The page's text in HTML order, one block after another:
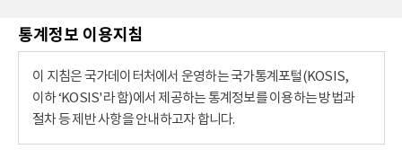
통계정보 이용지침
이 지침은 국가데이터처에서 운영하는 국가통계포털(KOSIS,
이하 ‘KOSIS'라 함)에서 제공하는 통계정보를 이용하는 방법과
절차 등 제반 사항을 안내하고자 합니다.